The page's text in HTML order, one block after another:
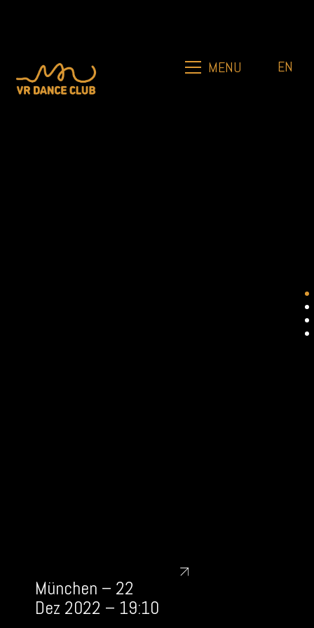
MENU EN
München – 22
Dez 2022 – 19:10